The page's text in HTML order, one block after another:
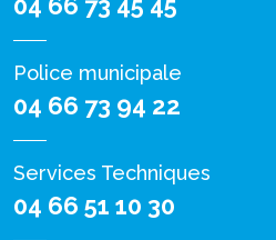
04 66 73 45 45
Police municipale
04 66 73 94 22
Services Techniques
04 66 51 10 30